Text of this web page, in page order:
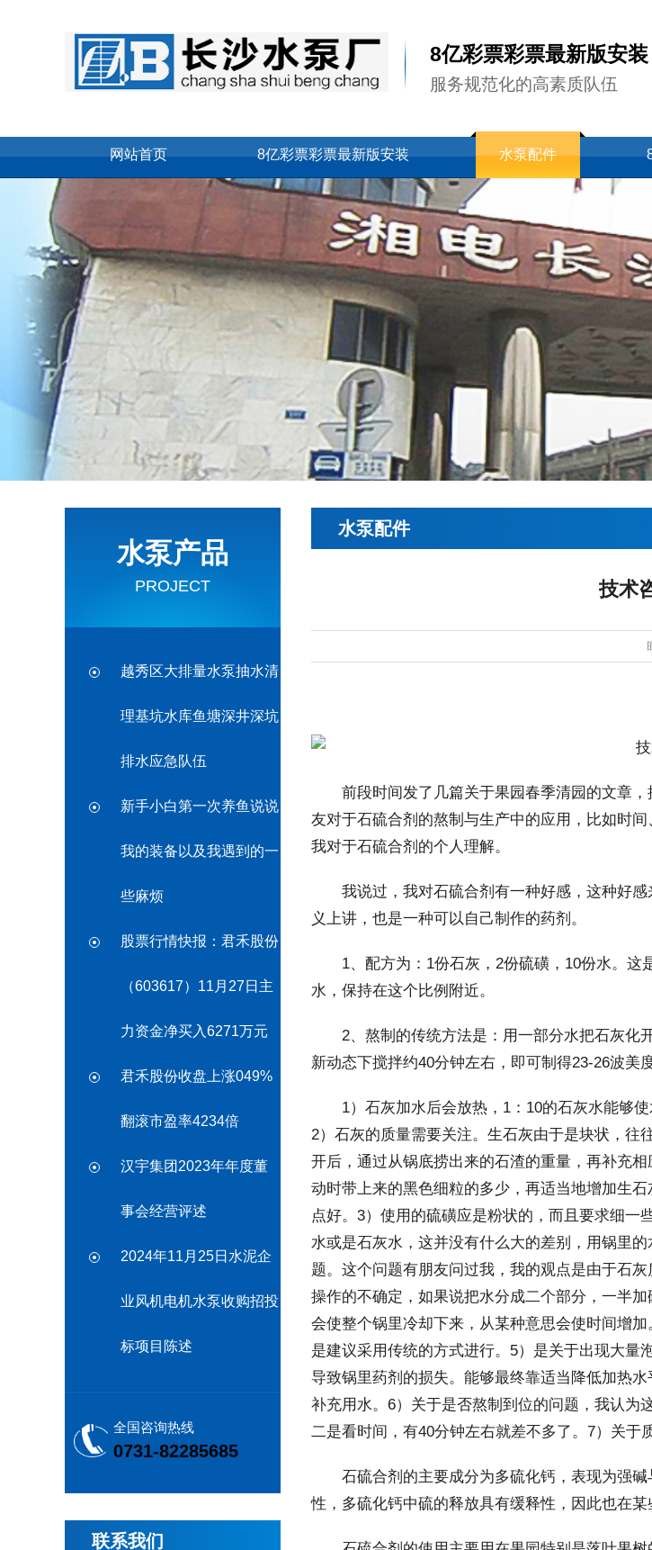
8亿彩票彩票最新版安装
服务规范化的高素质队伍
网站首页 8亿彩票彩票最新版安装 水泵配件
联系我们 网站地图
水泵产品
PROJECT
越秀区大排量水泵抽水清
理基坑水库鱼塘深井深坑
排水应急队伍
新手小白第一次养鱼说说
我的装备以及我遇到的一
些麻烦
股票行情快报：君禾股份
（603617）11月27日主
力资金净买入6271万元
君禾股份收盘上涨049%
翻滚市盈率4234倍
汉宇集团2023年年度董
事会经营评述
2024年11月25日水泥企
业风机电机水泵收购招投
标项目陈述
全国咨询热线
0731-82285685
联系我们
水泵配件
技术
前段时间发了几篇关于果园春季清园的文章，
友对于石硫合剂的熬制与生产中的应用，比如时
我对于石硫合剂的个人理解。
我说过，我对石硫合剂有一种好感，这种好感
义上讲，也是一种可以自己制作的药剂。
1、配方为：1份石灰，2份硫磺，10份水。这
水，保持在这个比例附近。
2、熬制的传统方法是：用一部分水把石灰化
新动态下搅拌约40分钟左右，即可制得23-26波美
1）石灰加水后会放热，1：10的石灰水能够使
2）石灰的质量需要关注。生石灰由于是块状，往
开后，通过从锅底捞出来的石渣的重量，再补充
动时带上来的黑色细粒的多少，再适当地增加生
点好。3）使用的硫磺应是粉状的，而且要求细一
水或是石灰水，这并没有什么大的差别，用锅里
题。这个问题有朋友问过我，我的观点是由于石
操作的不确定，如果说把水分成二个部分，一半
会使整个锅里冷却下来，从某种意思会使时间增
是建议采用传统的方式进行。5）是关于出现大量
导致锅里药剂的损失。能够最终靠适当降低加热
补充用水。6）关于是否熬制到位的问题，我认为
二是看时间，有40分钟左右就差不多了。7）关于
石硫合剂的主要成分为多硫化钙，表现为强碱
性，多硫化钙中硫的释放具有缓释性，因此也在某